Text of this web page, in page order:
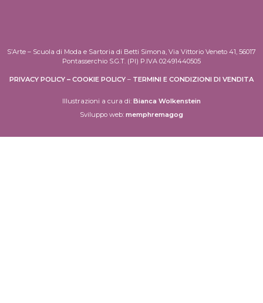
S’Arte – Scuola di Moda e Sartoria di Betti Simona, Via Vittorio Veneto 41, 56017
Pontasserchio S.G.T. (PI) P.IVA 02491440505
PRIVACY POLICY – COOKIE POLICY – TERMINI E CONDIZIONI DI VENDITA
Illustrazioni a cura di: Bianca Wolkenstein
Sviluppo web: memphremagog